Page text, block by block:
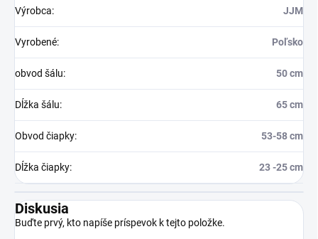
Výrobca: JJM
Vyrobené: Poľsko
obvod šálu: 50 cm
Dĺžka šálu: 65 cm
Obvod čiapky: 53-58 cm
Dĺžka čiapky: 23 -25 cm
Diskusia
Buďte prvý, kto napíše príspevok k tejto položke.